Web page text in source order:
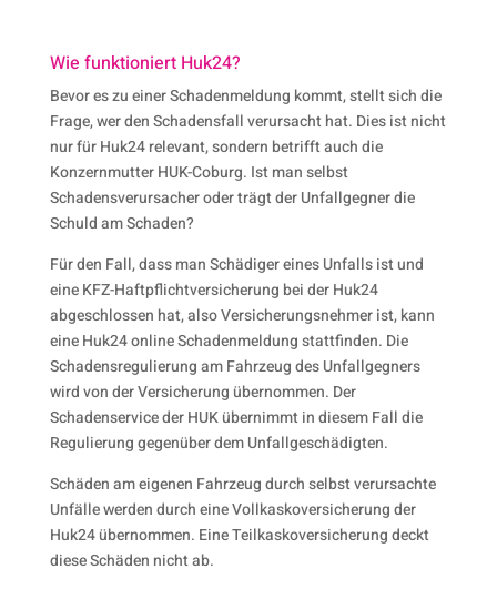
Wie funktioniert Huk24?
Bevor es zu einer Schadenmeldung kommt, stellt sich die
Frage, wer den Schadensfall verursacht hat. Dies ist nicht
nur für Huk24 relevant, sondern betrifft auch die
Konzernmutter HUK-Coburg. Ist man selbst
Schadensverursacher oder trägt der Unfallgegner die
Schuld am Schaden?
Für den Fall, dass man Schädiger eines Unfalls ist und
eine KFZ-Haftpflichtversicherung bei der Huk24
abgeschlossen hat, also Versicherungsnehmer ist, kann
eine Huk24 online Schadenmeldung stattfinden. Die
Schadensregulierung am Fahrzeug des Unfallgegners
wird von der Versicherung übernommen. Der
Schadenservice der HUK übernimmt in diesem Fall die
Regulierung gegenüber dem Unfallgeschädigten.
Schäden am eigenen Fahrzeug durch selbst verursachte
Unfälle werden durch eine Vollkaskoversicherung der
Huk24 übernommen. Eine Teilkaskoversicherung deckt
diese Schäden nicht ab.